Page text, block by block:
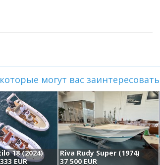
могут вас
18 (2024)
EUR
Riva Rudy Super (1974)
37 500 EUR